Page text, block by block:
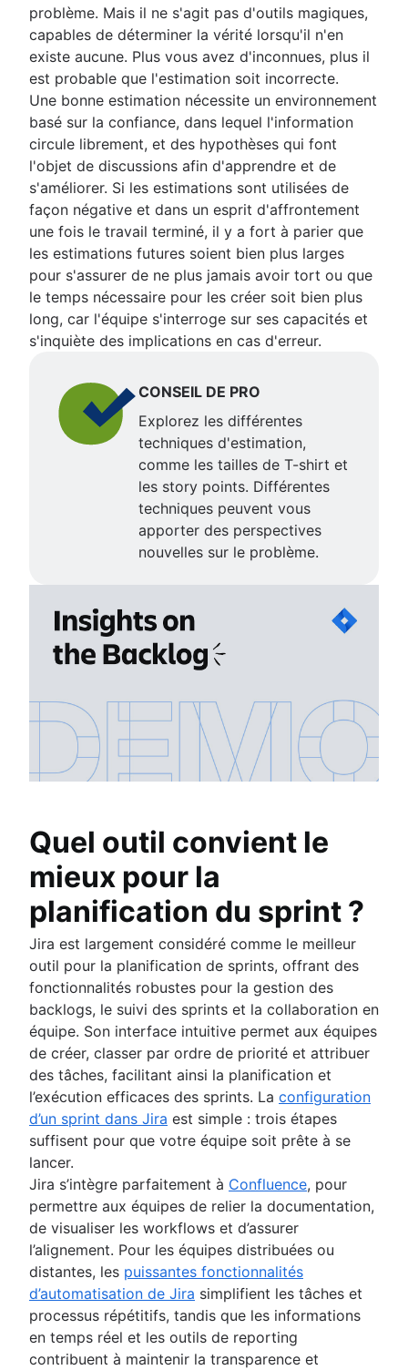
problème. Mais il ne s'agit pas d'outils magiques,
capables de déterminer la vérité lorsqu'il n'en
existe aucune. Plus vous avez d'inconnues, plus il
est probable que l'estimation soit incorrecte.
Une bonne estimation nécessite un environnement
basé sur la confiance, dans lequel l'information
circule librement, et des hypothèses qui font
l'objet de discussions afin d'apprendre et de
s'améliorer. Si les estimations sont utilisées de
façon négative et dans un esprit d'affrontement
une fois le travail terminé, il y a fort à parier que
les estimations futures soient bien plus larges
pour s'assurer de ne plus jamais avoir tort ou que
le temps nécessaire pour les créer soit bien plus
long, car l'équipe s'interroge sur ses capacités et
s'inquiète des implications en cas d'erreur.
CONSEIL DE PRO
Explorez les différentes
techniques d'estimation,
comme les tailles de T-shirt et
les story points. Différentes
techniques peuvent vous
apporter des perspectives
nouvelles sur le problème.
Quel outil convient le
mieux pour la
planification du sprint ?
Jira est largement considéré comme le meilleur
outil pour la planification de sprints, offrant des
fonctionnalités robustes pour la gestion des
backlogs, le suivi des sprints et la collaboration en
équipe. Son interface intuitive permet aux équipes
de créer, classer par ordre de priorité et attribuer
des tâches, facilitant ainsi la planification et
l’exécution efficaces des sprints. La configuration
d’un sprint dans Jira est simple : trois étapes
suffisent pour que votre équipe soit prête à se
lancer.
Jira s’intègre parfaitement à Confluence, pour
permettre aux équipes de relier la documentation,
de visualiser les workflows et d’assurer
l’alignement. Pour les équipes distribuées ou
distantes, les puissantes fonctionnalités
d’automatisation de Jira simplifient les tâches et
processus répétitifs, tandis que les informations
en temps réel et les outils de reporting
contribuent à maintenir la transparence et